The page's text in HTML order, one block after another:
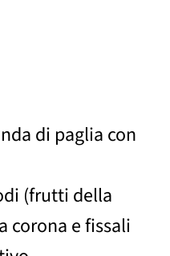
di paglia con
(frutti della
corona e fissali